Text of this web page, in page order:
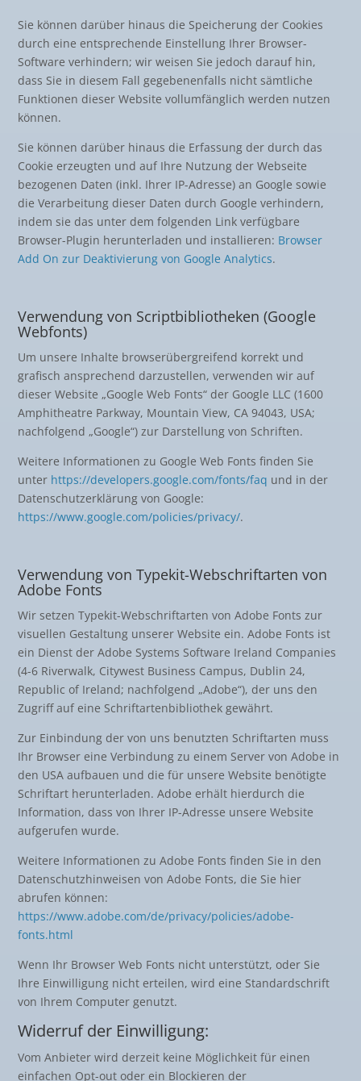
Sie können darüber hinaus die Speicherung der Cookies
durch eine entsprechende Einstellung Ihrer Browser-
Software verhindern; wir weisen Sie jedoch darauf hin,
dass Sie in diesem Fall gegebenenfalls nicht sämtliche
Funktionen dieser Website vollumfänglich werden nutzen
können.
Sie können darüber hinaus die Erfassung der durch das
Cookie erzeugten und auf Ihre Nutzung der Webseite
bezogenen Daten (inkl. Ihrer IP-Adresse) an Google sowie
die Verarbeitung dieser Daten durch Google verhindern,
indem sie das unter dem folgenden Link verfügbare
Browser-Plugin herunterladen und installieren: Browser
Add On zur Deaktivierung von Google Analytics.
Verwendung von Scriptbibliotheken (Google
Webfonts)
Um unsere Inhalte browserübergreifend korrekt und
grafisch ansprechend darzustellen, verwenden wir auf
dieser Website „Google Web Fonts“ der Google LLC (1600
Amphitheatre Parkway, Mountain View, CA 94043, USA;
nachfolgend „Google“) zur Darstellung von Schriften.
Weitere Informationen zu Google Web Fonts finden Sie
unter https://developers.google.com/fonts/faq und in der
Datenschutzerklärung von Google:
https://www.google.com/policies/privacy/.
Verwendung von Typekit-Webschriftarten von
Adobe Fonts
Wir setzen Typekit-Webschriftarten von Adobe Fonts zur
visuellen Gestaltung unserer Website ein. Adobe Fonts ist
ein Dienst der Adobe Systems Software Ireland Companies
(4-6 Riverwalk, Citywest Business Campus, Dublin 24,
Republic of Ireland; nachfolgend „Adobe“), der uns den
Zugriff auf eine Schriftartenbibliothek gewährt.
Zur Einbindung der von uns benutzten Schriftarten muss
Ihr Browser eine Verbindung zu einem Server von Adobe in
den USA aufbauen und die für unsere Website benötigte
Schriftart herunterladen. Adobe erhält hierdurch die
Information, dass von Ihrer IP-Adresse unsere Website
aufgerufen wurde.
Weitere Informationen zu Adobe Fonts finden Sie in den
Datenschutzhinweisen von Adobe Fonts, die Sie hier
abrufen können:
https://www.adobe.com/de/privacy/policies/adobe-
fonts.html
Wenn Ihr Browser Web Fonts nicht unterstützt, oder Sie
Ihre Einwilligung nicht erteilen, wird eine Standardschrift
von Ihrem Computer genutzt.
Widerruf der Einwilligung:
Vom Anbieter wird derzeit keine Möglichkeit für einen
einfachen Opt-out oder ein Blockieren der